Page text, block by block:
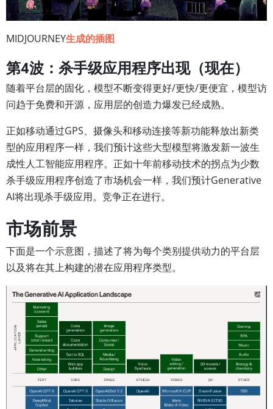
MIDJOURNEY生成的插图
第4波：杀手级应用程序出现（现在）
随着平台层的固化，模型不断变得更好/更快/更便宜，模型访
问趋于免费和开源，应用层的创造力爆发已经成熟。
正如移动通过GPS、摄像头和移动连接等新功能释放出新类
型的应用程序一样，我们预计这些大型模型将激发新一波生
成性人工智能应用程序。正如十年前移动技术的拐点为少数
杀手级应用程序创造了市场机会一样，我们预计Generative
AI将出现杀手级应用。竞争正在进行。
市场前景
下面是一个示意图，描述了将为每个类别提供动力的平台层
以及将在其上构建的潜在应用程序类型。